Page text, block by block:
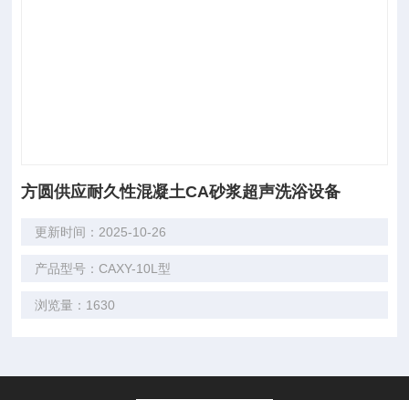
方圆供应耐久性混凝土CA砂浆超声洗浴设备
更新时间：2025-10-26
产品型号：CAXY-10L型
浏览量：1630